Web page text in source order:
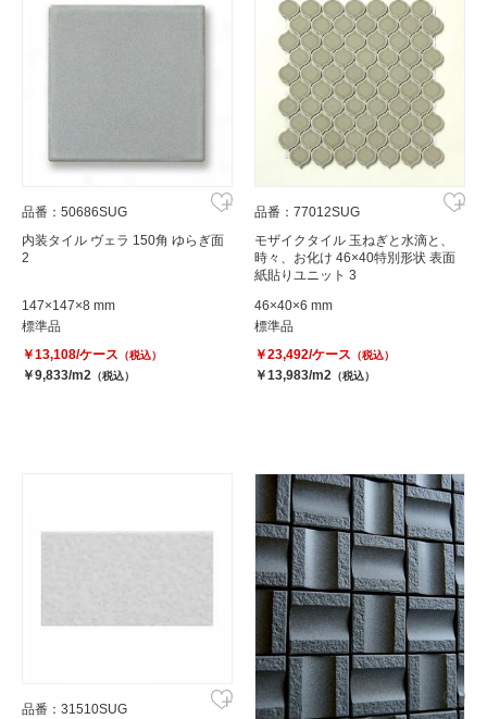
品番：50686SUG
内装タイル ヴェラ 150角 ゆらぎ面
2
147×147×8 mm
標準品
￥13,108/ケース （税込）
￥9,833/m2 （税込）
品番：77012SUG
モザイクタイル 玉ねぎと水滴と、
時々、お化け 46×40特別形状 表面
紙貼りユニット 3
46×40×6 mm
標準品
￥23,492/ケース （税込）
￥13,983/m2 （税込）
品番：31510SUG